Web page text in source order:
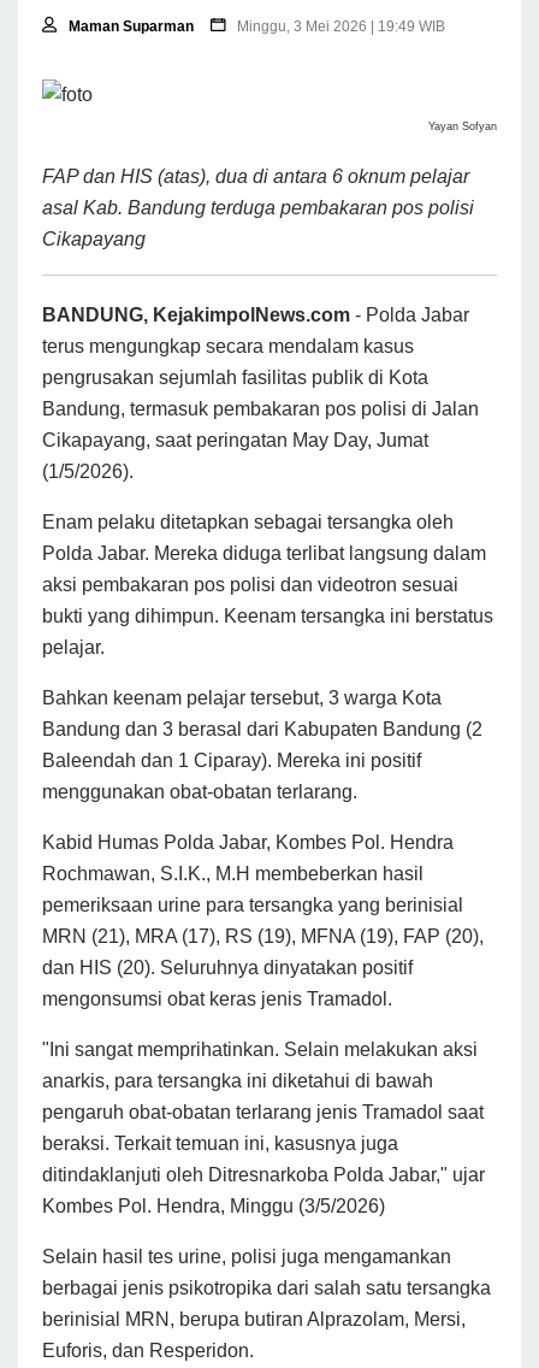
Maman Suparman Minggu, 3 Mei 2026 | 19:49 WIB
Yayan Sofyan
FAP dan HIS (atas), dua di antara 6 oknum pelajar
asal Kab. Bandung terduga pembakaran pos polisi
Cikapayang
BANDUNG, KejakimpolNews.com - Polda Jabar
terus mengungkap secara mendalam kasus
pengrusakan sejumlah fasilitas publik di Kota
Bandung, termasuk pembakaran pos polisi di Jalan
Cikapayang, saat peringatan May Day, Jumat
(1/5/2026).
Enam pelaku ditetapkan sebagai tersangka oleh
Polda Jabar. Mereka diduga terlibat langsung dalam
aksi pembakaran pos polisi dan videotron sesuai
bukti yang dihimpun. Keenam tersangka ini berstatus
pelajar.
Bahkan keenam pelajar tersebut, 3 warga Kota
Bandung dan 3 berasal dari Kabupaten Bandung (2
Baleendah dan 1 Ciparay). Mereka ini positif
menggunakan obat-obatan terlarang.
Kabid Humas Polda Jabar, Kombes Pol. Hendra
Rochmawan, S.I.K., M.H membeberkan hasil
pemeriksaan urine para tersangka yang berinisial
MRN (21), MRA (17), RS (19), MFNA (19), FAP (20),
dan HIS (20). Seluruhnya dinyatakan positif
mengonsumsi obat keras jenis Tramadol.
"Ini sangat memprihatinkan. Selain melakukan aksi
anarkis, para tersangka ini diketahui di bawah
pengaruh obat-obatan terlarang jenis Tramadol saat
beraksi. Terkait temuan ini, kasusnya juga
ditindaklanjuti oleh Ditresnarkoba Polda Jabar," ujar
Kombes Pol. Hendra, Minggu (3/5/2026)
Selain hasil tes urine, polisi juga mengamankan
berbagai jenis psikotropika dari salah satu tersangka
berinisial MRN, berupa butiran Alprazolam, Mersi,
Euforis, dan Resperidon.